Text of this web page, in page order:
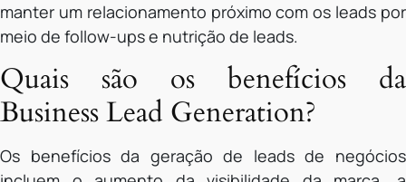
manter um relacionamento próximo com os leads por
meio de follow-ups e nutrição de leads.
Quais são os benefícios da
Business Lead Generation?
Os benefícios da geração de leads de negócios